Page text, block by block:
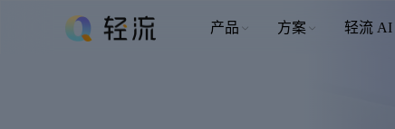
产品 方案 轻流 AI